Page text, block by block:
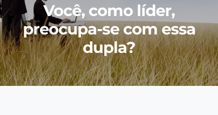
Você, como líder,
preocupa-se com essa
dupla?